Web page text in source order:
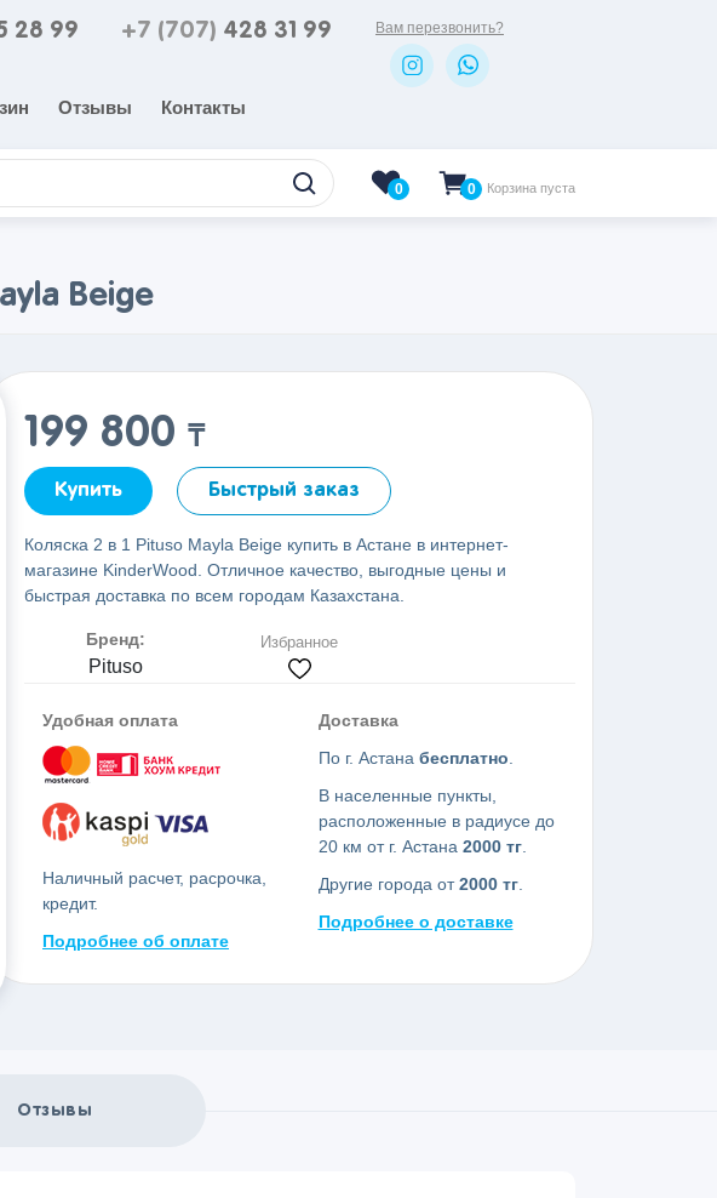
28 99 +7 (707) 428 31 99 Вам перезвонить?
Отзывы Контакты
0 0 Корзина пуста
Beige
199 800 ₸
Купить Быстрый заказ
Коляска 2 в 1 Pituso Mayla Beige купить в Астане в интернет-
магазине KinderWood. Отличное качество, выгодные цены и
быстрая доставка по всем городам Казахстана.
Бренд:
Pituso
Избранное
Удобная оплата
Наличный расчет, расрочка,
кредит.
Подробнее об оплате
Доставка
По г. Астана бесплатно
В населенные пункты,
расположенные в радиусе до
20 км от г. Астана 2000 тг.
Другие города от2000 тг.
Подробнее о доставке
Отзывы